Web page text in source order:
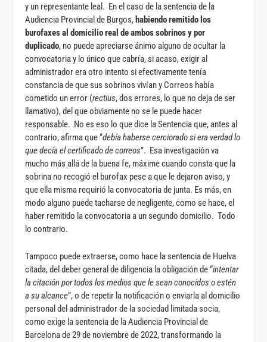
y un representante leal. En el caso de la sentencia de la
Audiencia Provincial de Burgos, habiendo remitido los
burofaxes al domicilio real de ambos sobrinos y por
duplicado, no puede apreciarse ánimo alguno de ocultar la
convocatoria y lo único que cabría, si acaso, exigir al
administrador era otro intento si efectivamente tenía
constancia de que sus sobrinos vivían y Correos había
cometido un error (rectius, dos errores, lo que no deja de ser
llamativo), del que obviamente no se le puede hacer
responsable. No es eso lo que dice la Sentencia que, antes al
contrario, afirma que “debía haberse cerciorado si era verdad lo
que decía el certificado de correos”. Esa investigación va
mucho más allá de la buena fe, máxime cuando consta que la
sobrina no recogió el burofax pese a que le dejaron aviso, y
que ella misma requirió la convocatoria de junta. Es más, en
modo alguno puede tacharse de negligente, como se hace, el
haber remitido la convocatoria a un segundo domicilio. Todo
lo contrario.
Tampoco puede extraerse, como hace la sentencia de Huelva
citada, del deber general de diligencia la obligación de “intentar
la citación por todos los medios que le sean conocidos o estén
a su alcance”, o de repetir la notificación o enviarla al domicilio
personal del administrador de la sociedad limitada socia,
como exige la sentencia de la Audiencia Provincial de
Barcelona de 29 de noviembre de 2022, transformando la